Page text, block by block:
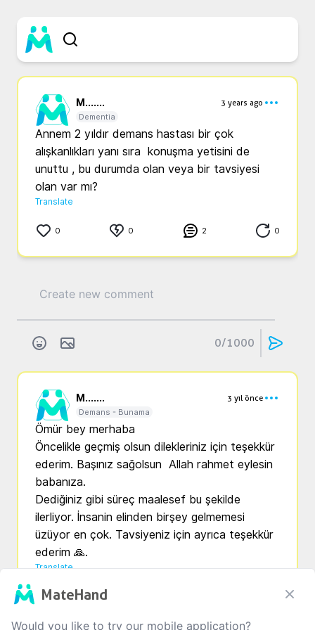
M.......
3 years ago
Dementia
Annem 2 yıldır demans hastası bir çok
alışkanlıkları yanı sıra  konuşma yetisini de
unuttu , bu durumda olan veya bir tavsiyesi
olan var mı?
Translate
0 0 2 0
0/1000
M.......
3 yıl önce
Demans - Bunama
Ömür bey merhaba
Öncelikle geçmiş olsun dilekleriniz için teşekkür
ederim. Başınız sağolsun  Allah rahmet eylesin
babanıza.
Dediğiniz gibi süreç maalesef bu şekilde
ilerliyor. İnsanin elinden birşey gelmemesi
üzüyor en çok. Tavsiyeniz için ayrıca teşekkür
ederim 🙏.
Translate
0
MateHand
Would you like to try our mobile application?